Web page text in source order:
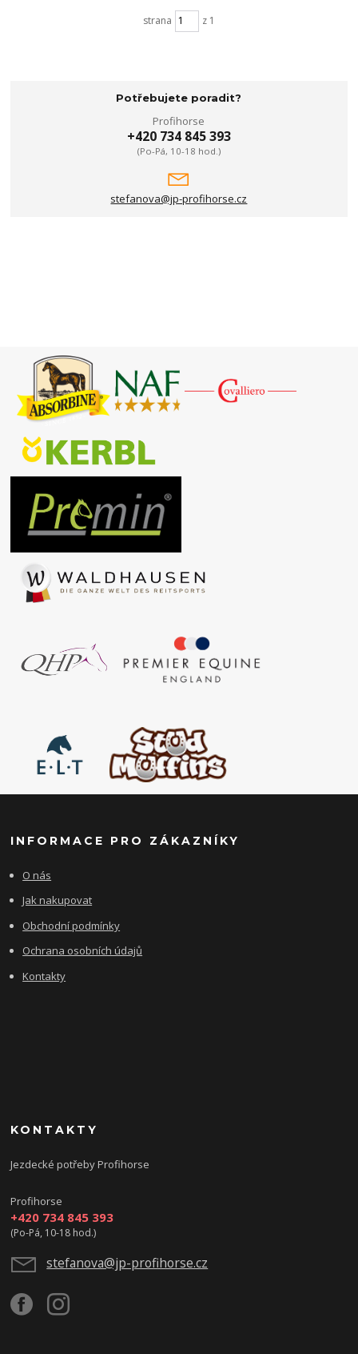
strana z 1
Potřebujete poradit?
Profihorse
+420 734 845 393
(Po-Pá, 10-18 hod.)
stefanova@jp-profihorse.cz
INFORMACE PRO ZÁKAZNÍKY
O nás
Jak nakupovat
Obchodní podmínky
Ochrana osobních údajů
Kontakty
KONTAKTY
Jezdecké potřeby Profihorse
Profihorse
+420 734 845 393
(Po-Pá, 10-18 hod.)
stefanova@jp-profihorse.cz